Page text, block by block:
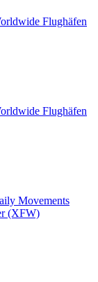
Flughäfen
Flughäfen
Movements
(XFW)